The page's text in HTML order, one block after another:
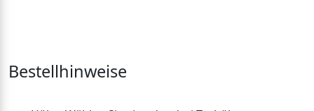
Bestellhinweise